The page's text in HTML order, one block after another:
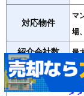
対応物件
マ
場
紹介会社数 最
運営会社
＞